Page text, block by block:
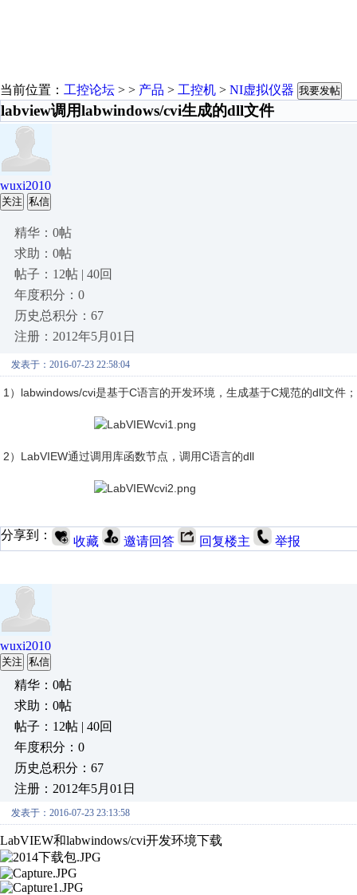
当前位置： 工控论坛 > > 产品 > 工控机 > NI虚拟仪器 我要发帖
labview调用labwindows/cvi生成的dll文件
wuxi2010
关注 私信
精华：0帖
求助：0帖
帖子：12帖 | 40回
年度积分：0
历史总积分：67
注册：2012年5月01日
发表于：2016-07-23 22:58:04
1）labwindows/cvi是基于C语言的开发环境，生成基于C规范的dll文件；
2）LabVIEW通过调用库函数节点，调用C语言的dll
分享到： 收藏 邀请回答 回复楼主 举报
wuxi2010
关注 私信
精华：0帖
求助：0帖
帖子：12帖 | 40回
年度积分：0
历史总积分：67
注册：2012年5月01日
发表于：2016-07-23 23:13:58
LabVIEW和labwindows/cvi开发环境下载